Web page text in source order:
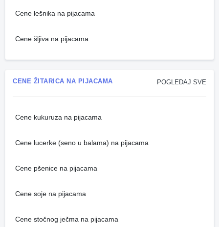
Cene lešnika na pijacama
Cene šljiva na pijacama
POGLEDAJ SVE
CENE ŽITARICA NA PIJACAMA
Cene kukuruza na pijacama
Cene lucerke (seno u balama) na pijacama
Cene pšenice na pijacama
Cene soje na pijacama
Cene stočnog ječma na pijacama